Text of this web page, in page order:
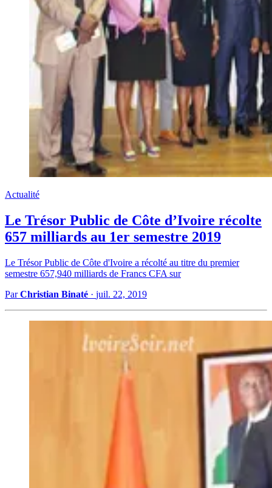
Actualité
Le Trésor Public de Côte d’Ivoire récolte
657 milliards au 1er semestre 2019
Le Trésor Public de Côte d'Ivoire a récolté au titre du premier
semestre 657,940 milliards de Francs CFA sur
ParChristian Binaté · juil. 22, 2019